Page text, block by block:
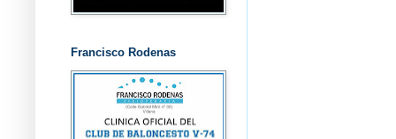
Francisco Rodenas